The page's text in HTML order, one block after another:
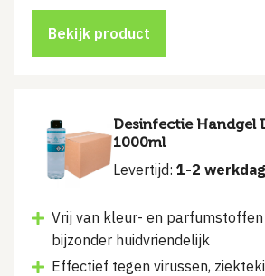
was:
€9.50.
is:
€5.99.
Bekijk product
Desinfectie Handgel
1000ml
Levertijd: 1-2
Vrij van kleur- en
bijzonder huidvriendelijk
Effectief tegen virussen,